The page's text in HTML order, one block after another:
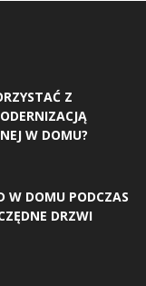
Z
W DOMU?
W DOMU PODCZAS
DRZWI